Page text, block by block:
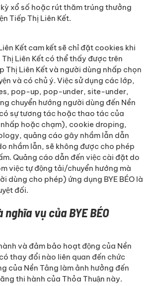
xổ số hoặc rút thăm trúng thưởng
Tiếp Thị Liên Kết.
Kết cam kết sẽ chỉ đặt cookies khi
Liên Kết có thể thấy được trên
Thị Liên Kết và người dùng nhấp chọn
và có chủ ý. Việc sử dụng các lớp,
pop-up, pop-under, site-under,
chuyển hướng người dùng đến Nền
sự tương tác hoặc thao tác của
hoặc chạm), cookie droping,
quảng cáo gây nhầm lẫn dẫn
nhầm lẫn, sẽ không được cho phép
Quảng cáo dẫn đến việc cài đặt do
việc tự động tải/chuyển hướng mà
dùng cho phép) ứng dụng BYE BÉO là
đối.
nghĩa vụ của BYE BÉO
hành và đảm bảo hoạt động của Nền
thay đổi nào liên quan đến chức
của Nền Tảng làm ảnh hưởng đến
thi hành của Thỏa Thuận này.